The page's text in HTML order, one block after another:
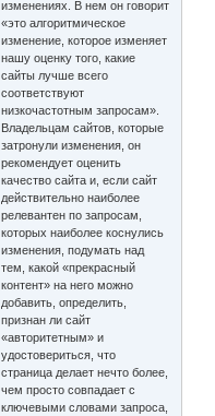
изменениях. В нем он говорит
«это алгоритмическое
изменение, которое изменяет
нашу оценку того, какие
сайты лучше всего
соответствуют
низкочастотным запросам».
Владельцам сайтов, которые
затронули изменения, он
рекомендует оценить
качество сайта и, если сайт
действительно наиболее
релевантен по запросам,
которых наиболее коснулись
изменения, подумать над
тем, какой «прекрасный
контент» на него можно
добавить, определить,
признан ли сайт
«авторитетным» и
удостовериться, что
страница делает нечто более,
чем просто совпадает с
ключевыми словами запроса,